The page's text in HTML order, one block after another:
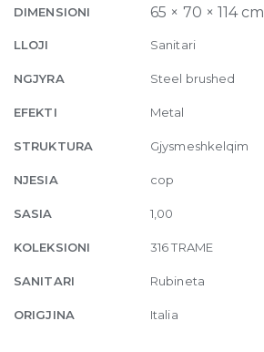
mixer
one-
way
Steel
brushed
DIMENSIONI 65 × 70 × 114 cm
LLOJI Sanitari
NGJYRA Steel brushed
EFEKTI Metal
STRUKTURA Gjysmeshkelqim
NJESIA cop
SASIA 1,00
KOLEKSIONI 316 TRAME
SANITARI Rubineta
ORIGJINA Italia